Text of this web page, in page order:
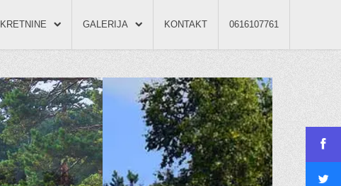
GALERIJA KONTAKT 0616107761